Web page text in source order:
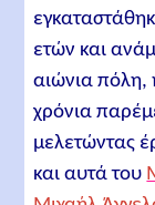
ετών και
αιώνια πόλη,
χρόνια
μελετώντας
και αυτά του